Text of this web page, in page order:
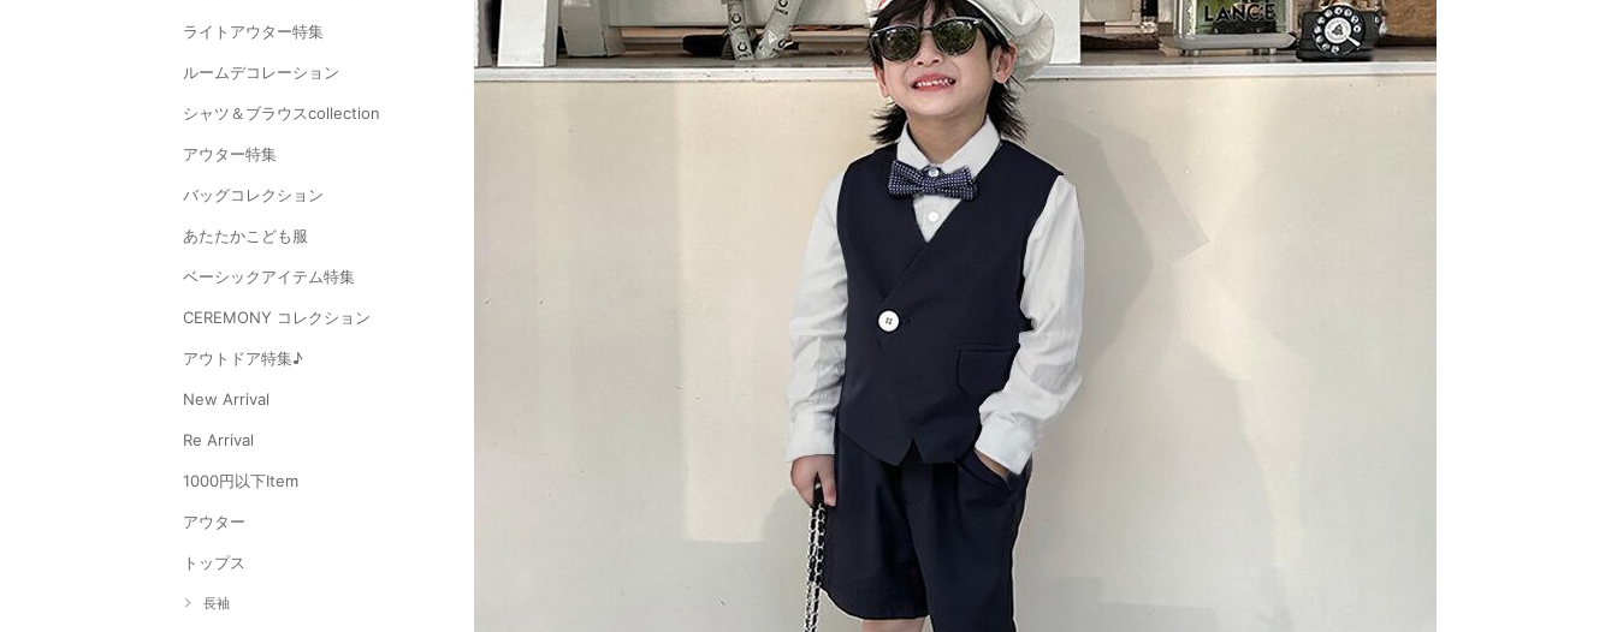
ライトアウター特集
ルームデコレーション
シャツ＆ブラウスcollection
アウター特集
バッグコレクション
あたたかこども服
ベーシックアイテム特集
CEREMONY コレクション
アウトドア特集♪
New Arrival
Re Arrival
1000円以下Item
アウター
トップス
長袖